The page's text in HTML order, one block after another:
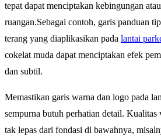
tepat dapat menciptakan kebingungan
ruangan.Sebagai contoh, garis panduan
terang yang diaplikasikan pada lantai
cokelat muda dapat menciptakan efek
dan subtil.
Memastikan garis warna dan logo pada
sempurna butuh perhatian detail. Kualitas
tak lepas dari fondasi di bawahnya,